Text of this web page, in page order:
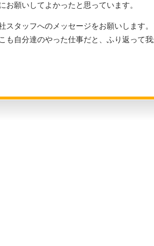
お願いしてよかったと思っています。
スタッフへのメッセージをお願いします。
も自分達のやった仕事だと、ふり返って